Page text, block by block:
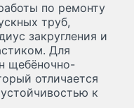
по ремонту
труб,
закругления и
Для
щебёночно-
отличается
к